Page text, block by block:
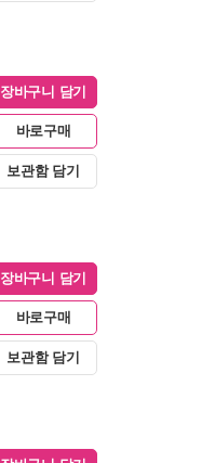
장바구니 담기
바로구매
보관함 담기
장바구니 담기
바로구매
보관함 담기